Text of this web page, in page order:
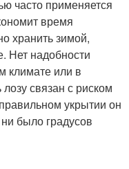
часто применяется
время
хранить зимой,
Нет надобности
климате или в
связан с риском
укрытии он
было градусов